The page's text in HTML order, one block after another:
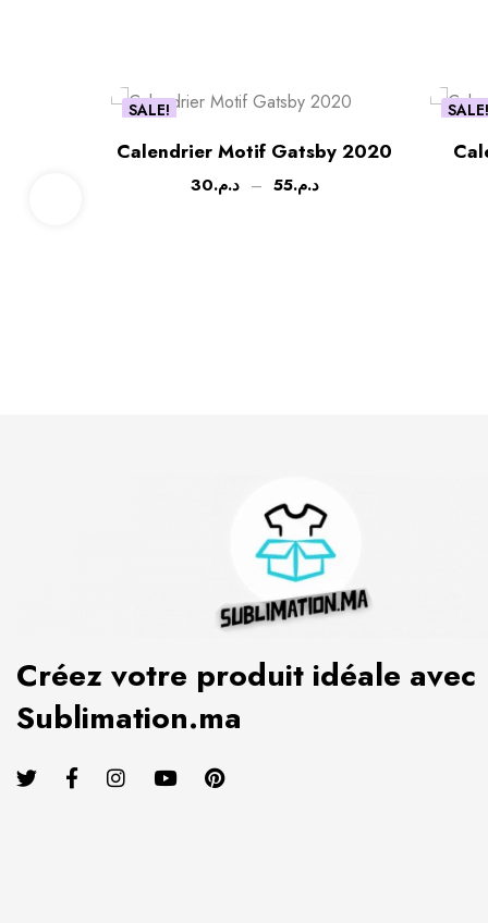
SALE!
Calendrier Motif Gatsby 2020
د.م.30 – د.م.55
SALE!
Créez votre produit idéale avec
Sublimation.ma